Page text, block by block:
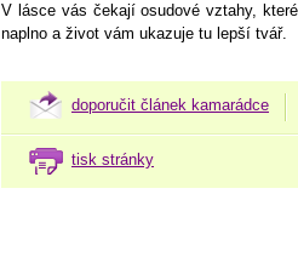
V lásce vás čekají osudové vztahy,
naplno a život vám ukazuje tu lepší tvář.
doporučit článek kamarádce
tisk stránky